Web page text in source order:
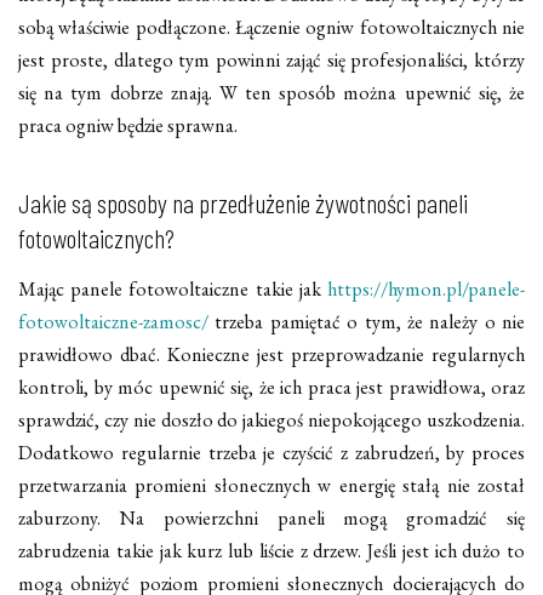
sobą właściwie podłączone. Łączenie ogniw fotowoltaicznych nie
jest proste, dlatego tym powinni zająć się profesjonaliści, którzy
się na tym dobrze znają. W ten sposób można upewnić się, że
praca ogniw będzie sprawna.
Jakie są sposoby na przedłużenie żywotności paneli
fotowoltaicznych?
Mając panele fotowoltaiczne takie jak https://hymon.pl/panele-
fotowoltaiczne-zamosc/ trzeba pamiętać o tym, że należy o nie
prawidłowo dbać. Konieczne jest przeprowadzanie regularnych
kontroli, by móc upewnić się, że ich praca jest prawidłowa, oraz
sprawdzić, czy nie doszło do jakiegoś niepokojącego uszkodzenia.
Dodatkowo regularnie trzeba je czyścić z zabrudzeń, by proces
przetwarzania promieni słonecznych w energię stałą nie został
zaburzony. Na powierzchni paneli mogą gromadzić się
zabrudzenia takie jak kurz lub liście z drzew. Jeśli jest ich dużo to
mogą obniżyć poziom promieni słonecznych docierających do